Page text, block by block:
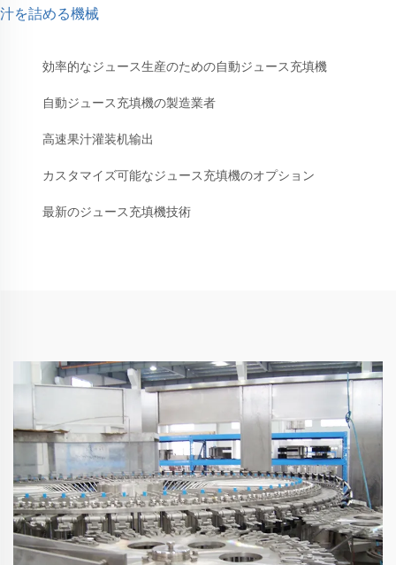
汁を詰める機械
効率的なジュース生産のための自動ジュース充填機
自動ジュース充填機の製造業者
高速果汁灌装机输出
カスタマイズ可能なジュース充填機のオプション
最新のジュース充填機技術